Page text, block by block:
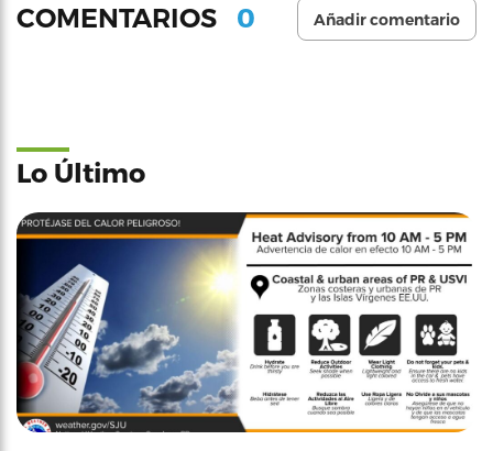
COMENTARIOS 0 Añadir comentario
Lo Último